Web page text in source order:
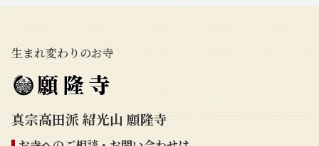
生まれ変わりのお寺
真宗高田派 紹光山 願隆寺